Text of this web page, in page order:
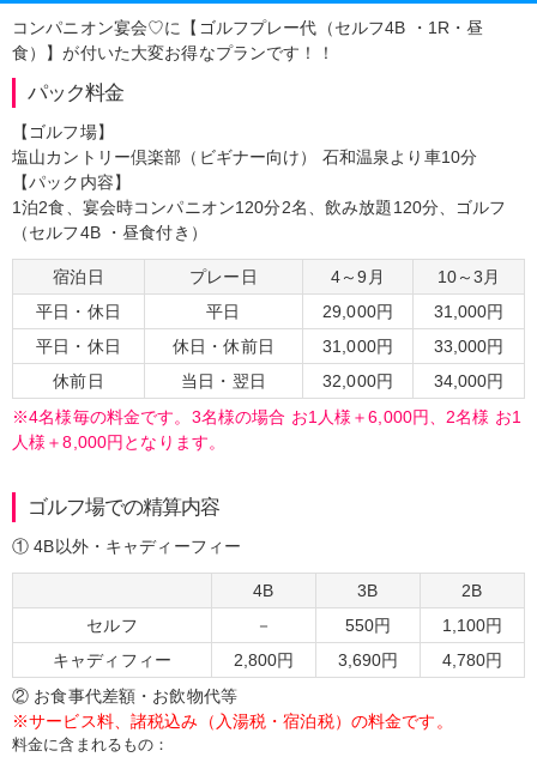
コンパニオン宴会♡に【ゴルフプレー代（セルフ4B ・1R・昼
食）】が付いた大変お得なプランです！！
パック料金
【ゴルフ場】
塩山カントリー倶楽部（ビギナー向け） 石和温泉より車10分
【パック内容】
1泊2食、宴会時コンパニオン120分2名、飲み放題120分、ゴルフ
（セルフ4B ・昼食付き）
宿泊日 プレー日 4～9月
10～3月
平日・休日
平日 29,000円
31,000円
平日・休日
休日・休前日 31,000円
33,000円
休前日
当日・翌日 32,000円
34,000円
※4名様毎の料金です。3名様の場合 お1人様＋6,000円、2名様 お1
人様＋8,000円となります。
ゴルフ場での精算内容
① 4B以外・キャディーフィー
4B 3B
2B
セルフ
－ 550円
1,100円
キャディフィー
2,800円 3,690円
4,780円
② お食事代差額・お飲物代等
※サービス料、諸税込み（入湯税・宿泊税）の料金です。
料金に含まれるもの：